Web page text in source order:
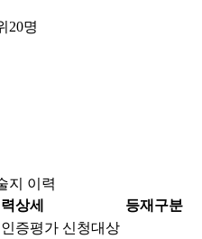
20명
지 이력
상세 등재구분
증평가 신청대상